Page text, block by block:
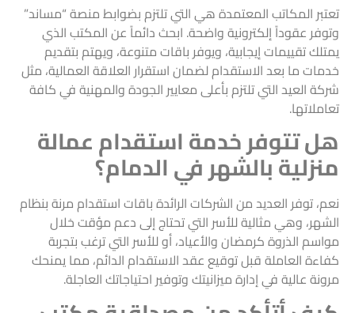
تعتبر المكاتب المعتمدة هي التي تلتزم بضوابط منصة “مساند”
وتوفر عقوداً إلكترونية واضحة. ابحث دائماً عن المكتب الذي
يمتلك تقييمات إيجابية، ويوفر باقات متنوعة، ويهتم بتقديم
خدمات ما بعد الاستقدام لضمان استقرار العلاقة العمالية، مثل
شركة العيد التي تلتزم بأعلى معايير الجودة والمهنية في كافة
تعاملاتها.
هل تتوفر خدمة استقدام عمالة
منزلية بالشهر في الدمام؟
نعم، توفر العديد من الشركات الرائدة باقات استقدام مرنة بنظام
الشهر، وهي مثالية للأسر التي تحتاج إلى دعم مؤقت خلال
مواسم الذروة كرمضان والأعياد، أو للأسر التي ترغب بتجربة
كفاءة العاملة قبل توقيع عقد الاستقدام الدائم، مما يمنحك
مرونة عالية في إدارة ميزانيتك وتوفير احتياجاتك العاجلة.